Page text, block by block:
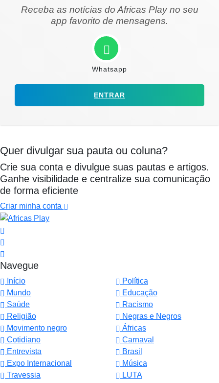
Receba as notícias do Africas Play no seu
app favorito de mensagens.
Whatsapp
ENTRAR
Quer divulgar sua pauta ou coluna?
Crie sua conta e divulgue suas pautas e artigos.
Ganhe visibilidade e centralize sua comunicação
de forma eficiente
Criar minha conta
Navegue
Início
Política
Mundo
Educação
Saúde
Racismo
Religião
Negras e Negros
Movimento negro
Áfricas
Cotidiano
Carnaval
Entrevista
Brasil
Expo Internacional
Música
Travessia
LUTA